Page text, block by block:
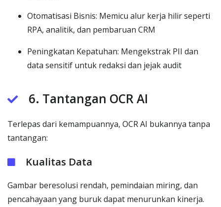
Otomatisasi Bisnis: Memicu alur kerja hilir seperti
RPA, analitik, dan pembaruan CRM
Peningkatan Kepatuhan: Mengekstrak PII dan
data sensitif untuk redaksi dan jejak audit
6. Tantangan OCR AI
Terlepas dari kemampuannya, OCR AI bukannya tanpa
tantangan:
Kualitas Data
Gambar beresolusi rendah, pemindaian miring, dan
pencahayaan yang buruk dapat menurunkan kinerja.